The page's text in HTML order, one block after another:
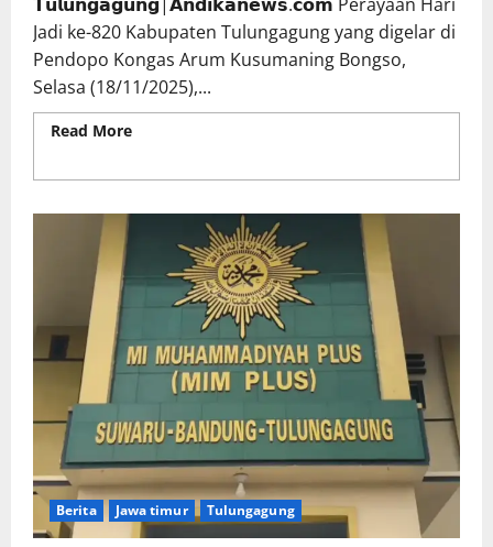
Jadi ke-820 Kabupaten Tulungagung yang digelar di
Pendopo Kongas Arum Kusumaning Bongso,
Selasa (18/11/2025),...
Read More
Berita Jawa timur Tulungagung